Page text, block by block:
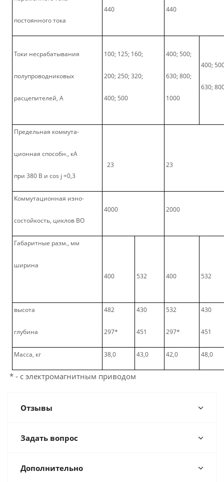
постоянного тока
440 440
Токи несрабатывания
полупроводниковых
расцепителей, А
100; 125; 160;
200; 250; 320;
400; 500
400; 500;
630; 800;
1000
400;
630;
Предельная коммута-
ционная способн., кА
при 380 В и cos j =0,3
23 23
Коммутационная изно-
состойкость, циклов ВО
4000 2000
Габаритные разм., мм
ширина
400
532 400 532
высота
глубина
482
297*
430
451
532
297*
430
451
Масса, кг 38,0 43,0 42,0 48,0
* - с электромагнитным приводом
Отзывы
Задать вопрос
Дополнительно